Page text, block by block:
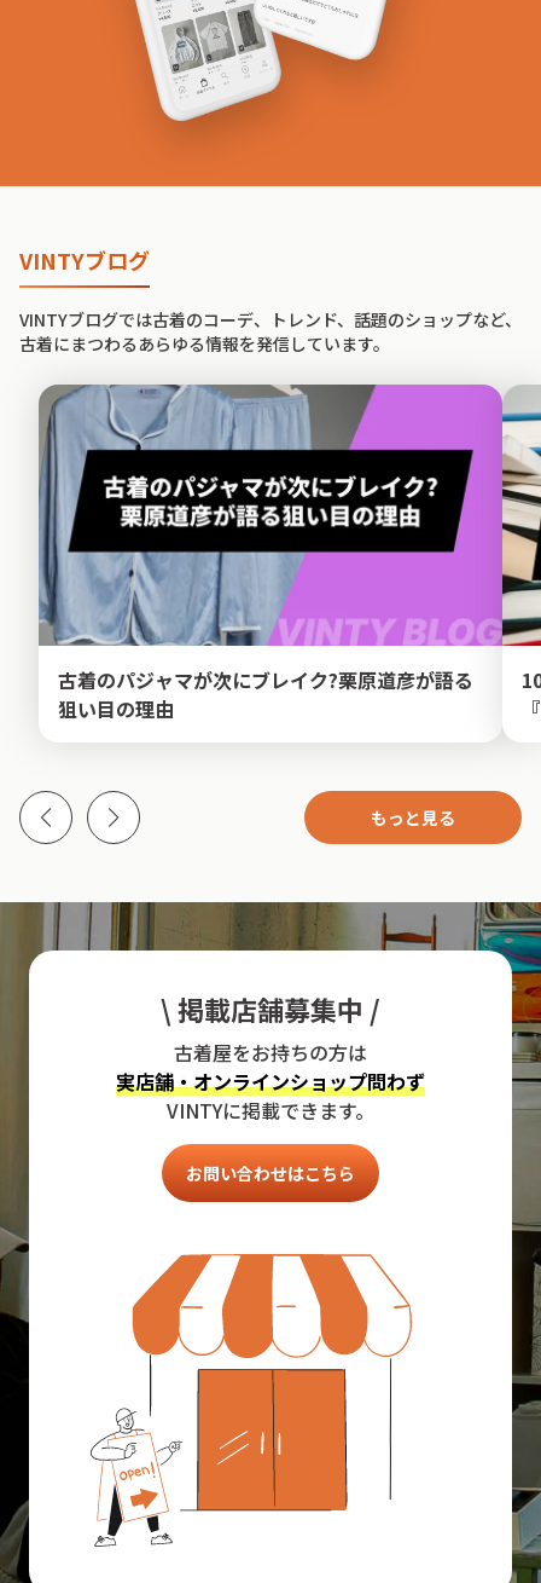
VINTYブログ
VINTYブログでは古着のコーデ、トレンド、話題のショップなど、
古着にまつわるあらゆる情報を発信しています。
古着のパジャマが次にブレイク?栗原道彦が語る
狙い目の理由
もっと見る
\ 掲載店舗募集中 /
古着屋をお持ちの方は
実店舗・オンラインショップ問わず
VINTYに掲載できます。
お問い合わせはこちら